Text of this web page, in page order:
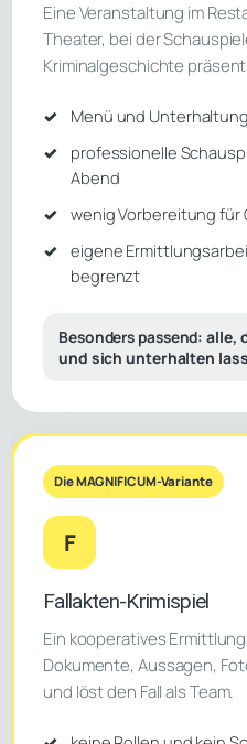
Eine Veranstaltung im
Theater, bei der
Kriminalgeschichte
Menü und
professionelle
Abend
wenig Vorbereitung für
eigene
begrenzt
Besonders passend: alle,
und sich unterhalten
Die MAGNIFICUM-Variante
F
Fallakten-Krimispiel
Ein kooperatives
Dokumente, Aussagen,
und löst den Fall als Team.